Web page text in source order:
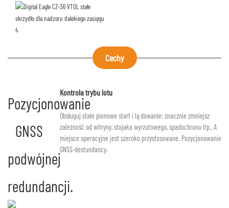
Cechy
Pozycjonowanie
GNSS
podwójnej
redundancji.
Kontrola trybu lotu
Obsługuj stałe pionowe start i lądowanie: znacznie zmniejsz
zależność od witryny, stojaka wyrzutowego, spadochronu itp., A
miejsce operacyjne jest szeroko przystosowane. Pozycjonowanie
GNSS-destundancy.